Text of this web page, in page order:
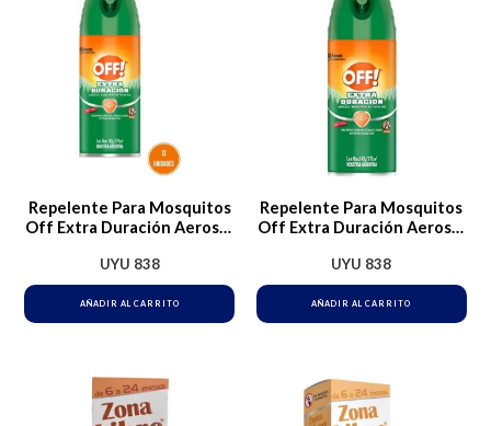
Repelente Para Mosquitos
Off Extra Duración Aerosol
UYU 838
AÑADIR AL CARRITO
Repelente Para Mosquitos
Off Extra Duración Aerosol
UYU 838
AÑADIR AL CARRITO